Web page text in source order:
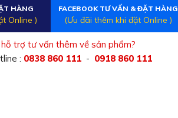
HÀNG
Online )
FACEBOOK TƯ VẤN & ĐẶT HÀNG
(Ưu đãi thêm khi đặt Online )
trợ tư vấn thêm về sản phẩm?
: 0838 860 111 - 0918 860 111